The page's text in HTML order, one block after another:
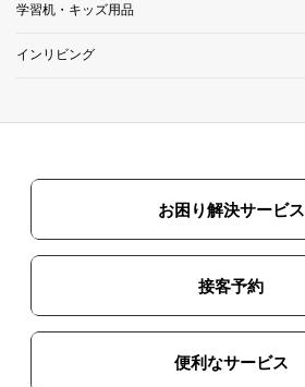
学習机・キッズ用品
インリビング
お困り解決サービス
接客予約
便利なサービス